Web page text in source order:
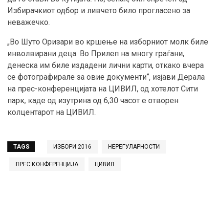
Избирачкиот одбор и ливчето било прогласено за
неважечко.
„Во Шуто Оризари во кршење на изборниот молк биле
инволвирани деца. Во Прилеп на многу граѓани,
денеска им биле издадени лични карти, откако вчера
се фотографирале за овие документи“, изјави Дерала
на прес-конференцијата на ЦИВИЛ, од хотелот Сити
парк, каде од изутрина од 6,30 часот е отворен
колцентарот на ЦИВИЛ.
TAGS ИЗБОРИ 2016 НЕРЕГУЛАРНОСТИ
ПРЕС КОНФЕРЕНЦИЈА ЦИВИЛ